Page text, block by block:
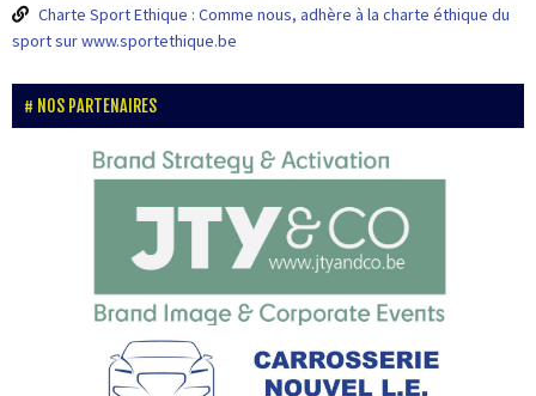
Charte Sport Ethique : Comme nous, adhère à la charte éthique du
sport sur www.sportethique.be
NOS PARTENAIRES